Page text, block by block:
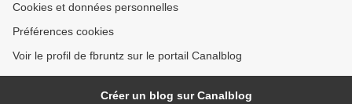
Cookies et données personnelles
Préférences cookies
Voir le profil de fbruntz sur le portail Canalblog
Créer un blog sur Canalblog